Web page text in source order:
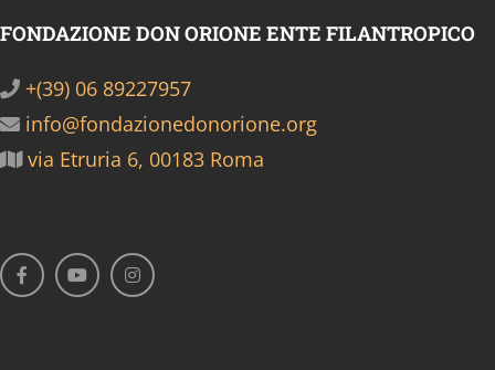
FONDAZIONE DON ORIONE ENTE FILANTROPICO
+(39) 06 89227957
info@fondazionedonorione.org
via Etruria 6, 00183 Roma